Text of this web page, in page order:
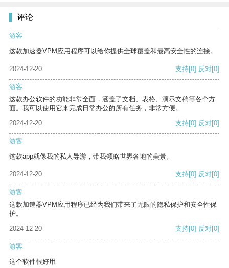
评论
游客
这款加速器VPM应用程序可以给你提供全球覆盖和最高安全性的连接。
2024-12-20 支持[0] 反对[0]
游客
这款办公软件的功能非常全面，涵盖了文档、表格、演示文稿等各个方
面。我可以使用它来完成日常办公的所有任务，非常方便。
2024-12-20
支持[0] 反对[0]
游客
这款app就像我的私人导游，带我领略世界各地的美景。
2024-12-20 支持[0] 反对[0]
游客
这款加速器VPM应用程序已经为我们带来了无限的隐私保护和安全性保
护。
2024-12-20
支持[0] 反对[0]
游客
这个软件很好用